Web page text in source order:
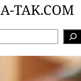
A-TAK.COM